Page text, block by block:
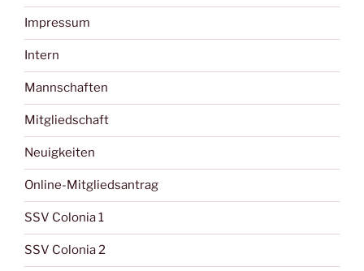
Impressum
Intern
Mannschaften
Mitgliedschaft
Neuigkeiten
Online-Mitgliedsantrag
SSV Colonia 1
SSV Colonia 2